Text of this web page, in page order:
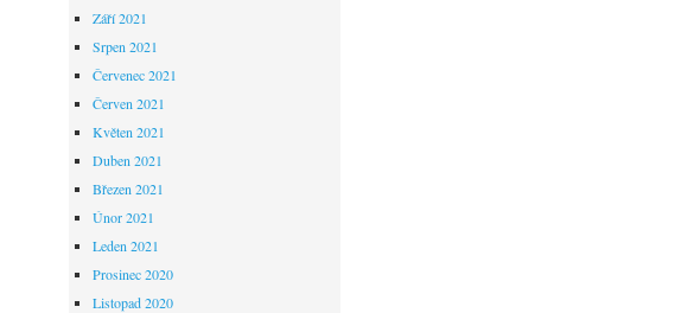
Září 2021
Srpen 2021
Červenec 2021
Červen 2021
Květen 2021
Duben 2021
Březen 2021
Únor 2021
Leden 2021
Prosinec 2020
Listopad 2020